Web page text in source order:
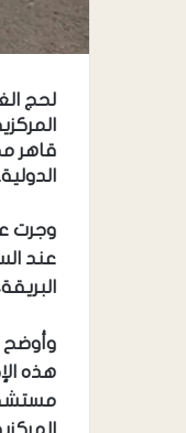
قاهر
وأوضح
هذه